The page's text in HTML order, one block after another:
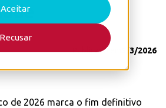
Aceitar
Recusar
Publicado em 5/3/2026
de 2026 marca o fim definitivo